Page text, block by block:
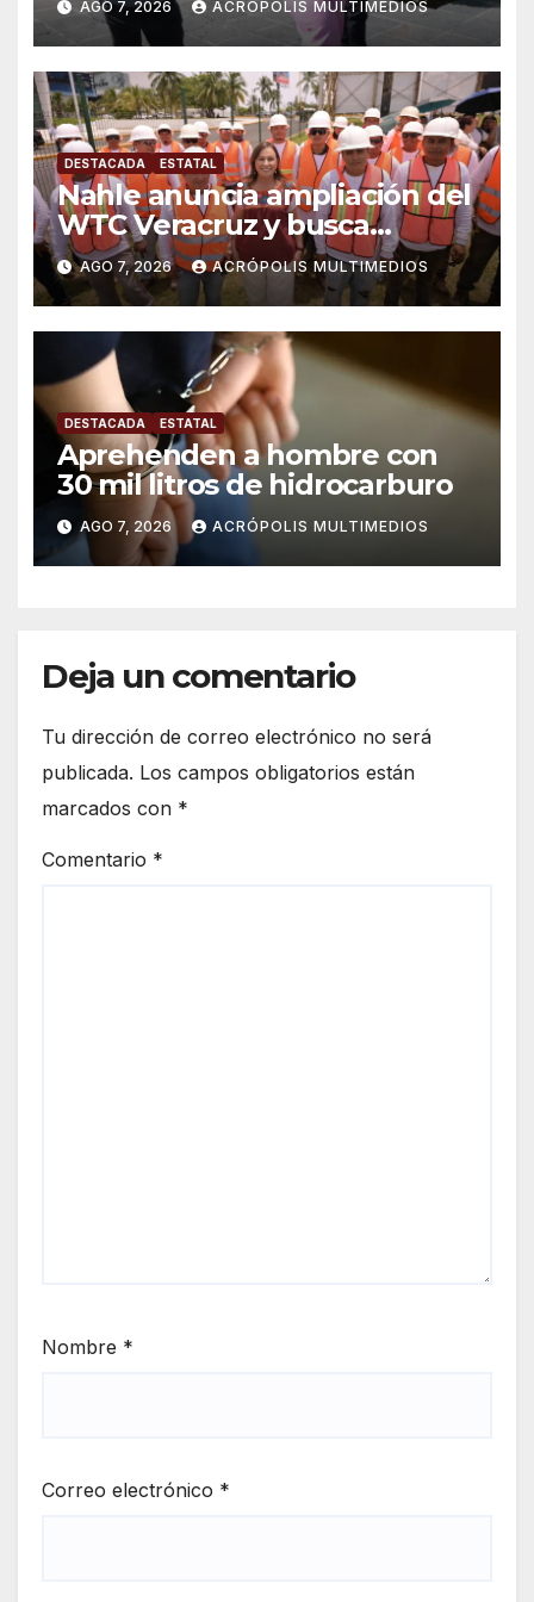
AGO 7, 2026 ACRÓPOLIS MULTIMEDIOS
DESTACADA ESTATAL
Nahle anuncia ampliación del
WTC Veracruz y busca
solución para ingenio en crisis
AGO 7, 2026 ACRÓPOLIS MULTIMEDIOS
DESTACADA ESTATAL
Aprehenden a hombre con
30 mil litros de hidrocarburo
AGO 7, 2026 ACRÓPOLIS MULTIMEDIOS
Deja un comentario
Tu dirección de correo electrónico no será
publicada. Los campos obligatorios están
marcados con *
Comentario *
Nombre *
Correo electrónico *